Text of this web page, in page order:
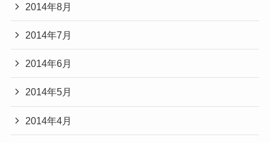
2014年8月
2014年7月
2014年6月
2014年5月
2014年4月